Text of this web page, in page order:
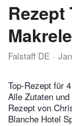
Falstaff DE
Top-Rezept für
Alle Zutaten
Rezept von
Blanche Hotel